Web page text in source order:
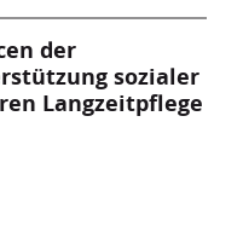
der
sozialer
Langzeitpflege